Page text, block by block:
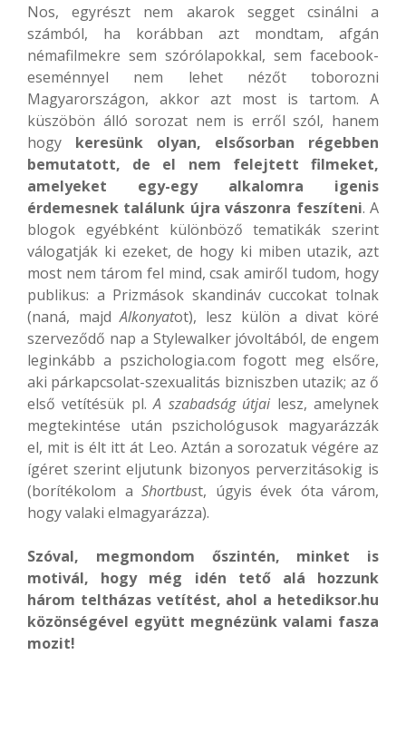
Nos, egyrészt nem akarok segget csinálni a
számból, ha korábban azt mondtam, afgán
némafilmekre sem szórólapokkal, sem facebook-
eseménnyel nem lehet nézőt toborozni
Magyarországon, akkor azt most is tartom. A
küszöbön álló sorozat nem is erről szól, hanem
hogy keresünk olyan, elsősorban régebben
bemutatott, de el nem felejtett filmeket,
amelyeket egy-egy alkalomra igenis
érdemesnek találunk újra vászonra feszíteni. A
blogok egyébként különböző tematikák szerint
válogatják ki ezeket, de hogy ki miben utazik, azt
most nem tárom fel mind, csak amiről tudom, hogy
publikus: a Prizmások skandináv cuccokat tolnak
(naná, majdAlkonyatot), lesz külön a divat köré
szerveződő nap a Stylewalker jóvoltából, de engem
leginkább a pszichologia.com fogott meg elsőre,
aki párkapcsolat-szexualitás bizniszben utazik; az ő
első vetítésük pl.A szabadság útjai lesz, amelynek
megtekintése után pszichológusok magyarázzák
el, mit is élt itt át Leo. Aztán a sorozatuk végére az
ígéret szerint eljutunk bizonyos perverzitásokig is
(borítékolom a Shortbust, úgyis évek óta várom,
hogy valaki elmagyarázza).
Szóval, megmondom őszintén, minket is
motivál, hogy még idén tető alá hozzunk
három teltházas vetítést, ahol a hetediksor.hu
közönségével együtt megnézünk valami fasza
mozit!